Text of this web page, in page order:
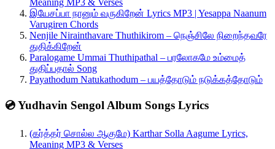
Meaning MP3 & Verses
இயேசப்பா நானும் வருகிறேன் Lyrics MP3 | Yesappa Naanum
Varugiren Chords
Nenjile Nirainthavare Thuthikirom – நெஞ்சிலே நிறைந்தவரே
துதிக்கிறேன்
Paralogame Ummai Thuthipathal – பரலோகமே உம்மைத்
துதிப்பதால் Song
Payathodum Natukathodum – பயத்தோடும் நடுக்கத்தோடும்
💿 Yudhavin Sengol Album Songs Lyrics
(கர்த்தர் சொல்ல ஆகுமே) Karthar Solla Aagume Lyrics,
Meaning MP3 & Verses